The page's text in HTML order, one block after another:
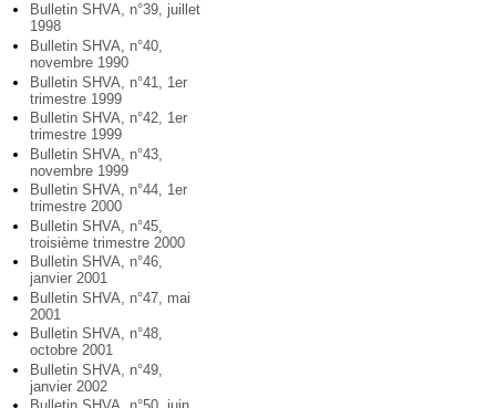
Bulletin SHVA, n°39, juillet
1998
Bulletin SHVA, n°40,
novembre 1990
Bulletin SHVA, n°41, 1er
trimestre 1999
Bulletin SHVA, n°42, 1er
trimestre 1999
Bulletin SHVA, n°43,
novembre 1999
Bulletin SHVA, n°44, 1er
trimestre 2000
Bulletin SHVA, n°45,
troisième trimestre 2000
Bulletin SHVA, n°46,
janvier 2001
Bulletin SHVA, n°47, mai
2001
Bulletin SHVA, n°48,
octobre 2001
Bulletin SHVA, n°49,
janvier 2002